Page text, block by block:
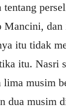
Mancini, dan
itu tidak
itu. Nasri
lima musim
dua musim